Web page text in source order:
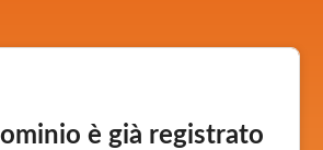
è già registrato